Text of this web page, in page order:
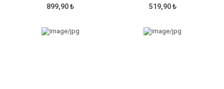
899,90 ₺ 519,90 ₺